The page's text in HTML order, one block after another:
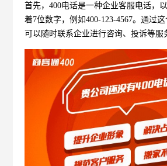
首先，400电话是一种企业客服电话，
着7位数字，例如400-123-4567。通过这
可以随时联系企业进行咨询、投诉等服